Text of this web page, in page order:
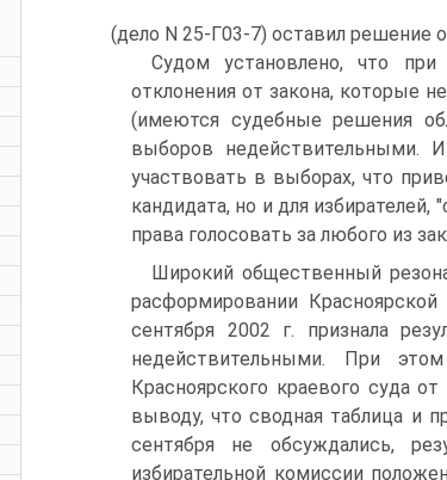
(дело N 25-Г03-7) оставил решение
Судом установлено, что
отклонения от закона, которые
(имеются судебные решения
выборов недействительными.
участвовать в выборах, что
кандидата, но и для
права голосовать за любого из
Широкий общественный
расформировании
сентября 2002 г. признала
недействительными. При
Красноярского краевого суда
выводу, что сводная таблица и
сентября не обсуждались,
избирательной комиссии